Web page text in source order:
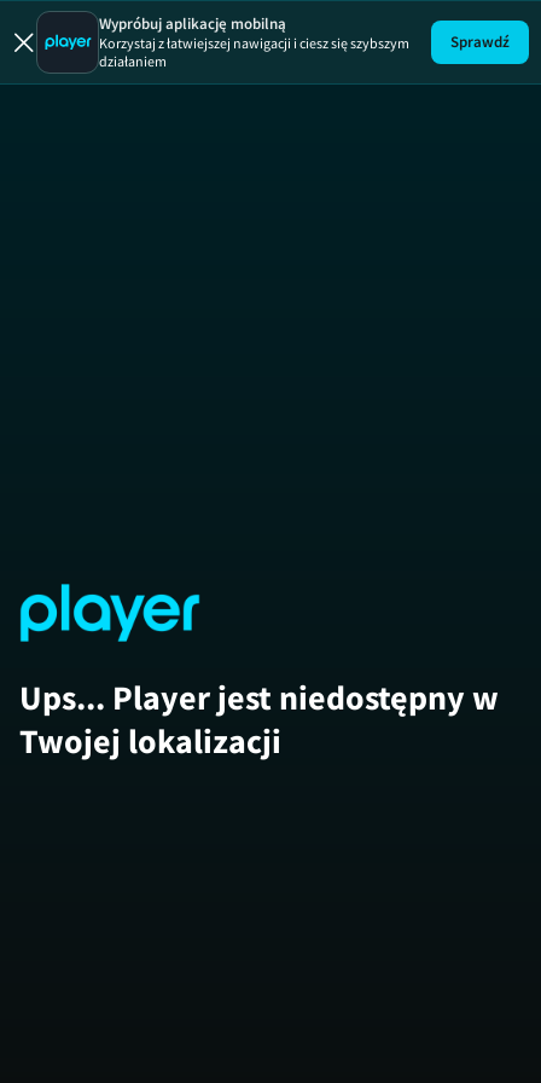
Uwaga!
Wypróbuj aplikację mobilną
Korzystaj z łatwiejszej nawigacji i ciesz się szybszym
działaniem
Sprawdź
Ups... Player jest niedostępny w
Twojej lokalizacji